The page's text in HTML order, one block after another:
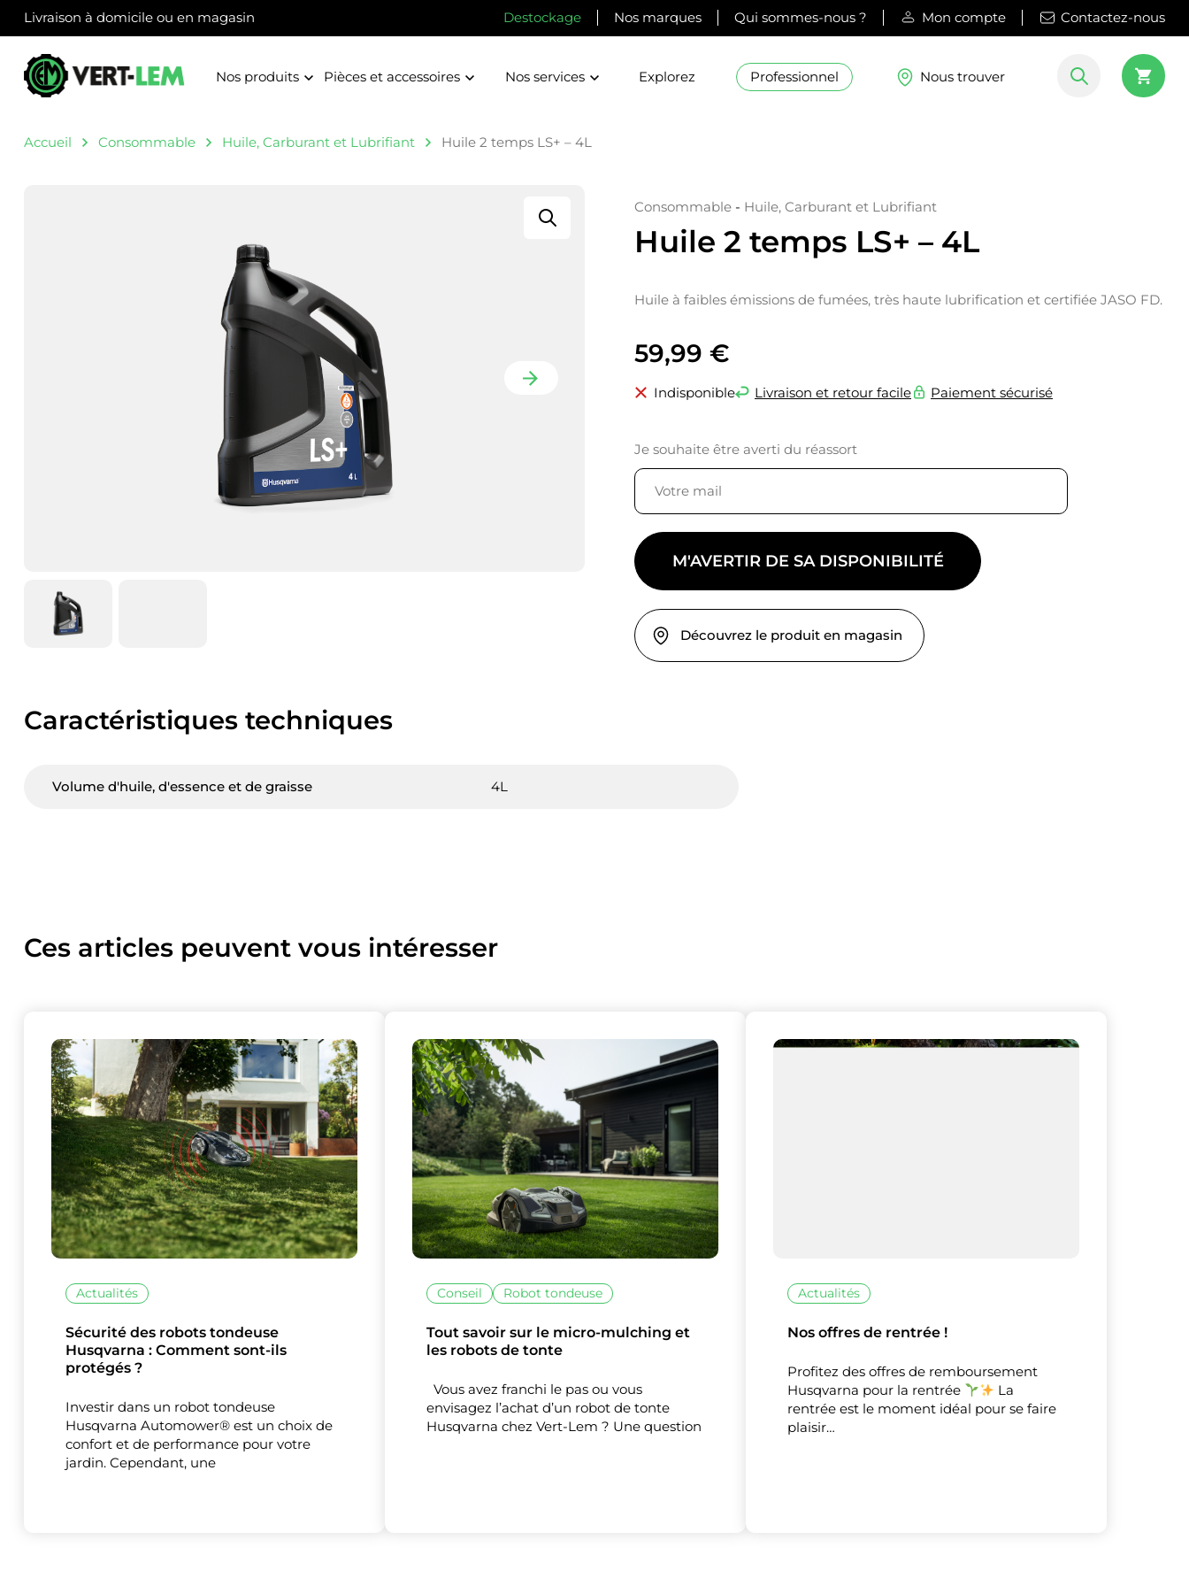
Ce site utilise des cookies et vous donne le contrôle sur ceux que
Nos partenaires(1)
Mesure d'audience
Livraison à domicile ou en magasin Destockage Nos marques Qui sommes-nous ? Mon compte Contactez-nous
Nos produits Pièces et accessoires Nos services Explorez Professionnel Nous trouver
Accueil Consommable Huile, Carburant et Lubrifiant Huile 2 temps LS+ – 4L
Consommable - Huile, Carburant et Lubrifiant
Huile 2 temps LS+ – 4L
Huile à faibles émissions de fumées, très haute lubrification et certifiée JASO FD.
59,99 €
Indisponible Livraison et retour facile Paiement sécurisé
Je souhaite être averti du réassort
M'AVERTIR DE SA DISPONIBILITÉ
Découvrez le produit en magasin
Caractéristiques techniques
Volume d'huile, d'essence et de graisse 4L
Ces articles peuvent vous intéresser
Actualités
Sécurité des robots tondeuse
Husqvarna : Comment sont-ils
protégés ?
Investir dans un robot tondeuse
Husqvarna Automower® est un choix de
confort et de performance pour votre
jardin. Cependant, une
Conseil Robot tondeuse
Tout savoir sur le micro-mulching et
les robots de tonte
Vous avez franchi le pas ou vous
envisagez l’achat d’un robot de tonte
Husqvarna chez Vert-Lem ? Une question
Actualités
Nos offres de rentrée !
Profitez des offres de remboursement
Husqvarna pour la rentrée
La
rentrée est le moment idéal pour se faire
plaisir…